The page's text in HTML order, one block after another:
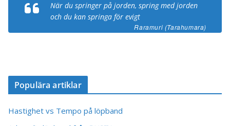
När du springer på jorden, spring med jorden
och du kan springa för evigt
Raramuri (Tarahumara)
Populära artiklar
Hastighet vs Tempo på löpband